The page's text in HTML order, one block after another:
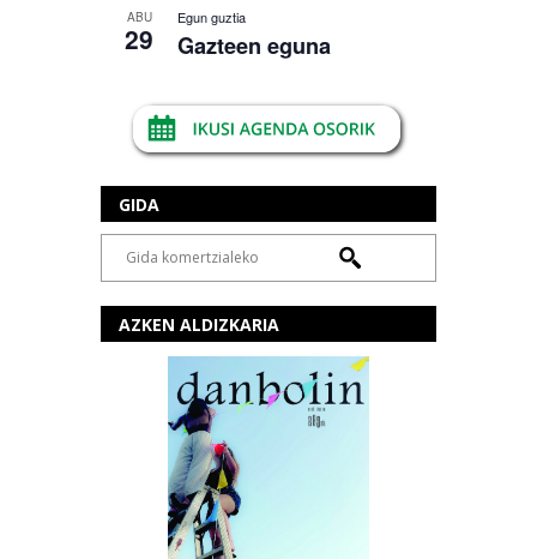
ABU
29
Egun guztia
Gazteen eguna
GIDA
AZKEN ALDIZKARIA